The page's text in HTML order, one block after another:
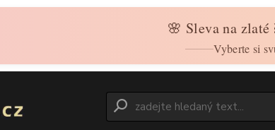
🌸 Sleva na zlaté
Vyberte si